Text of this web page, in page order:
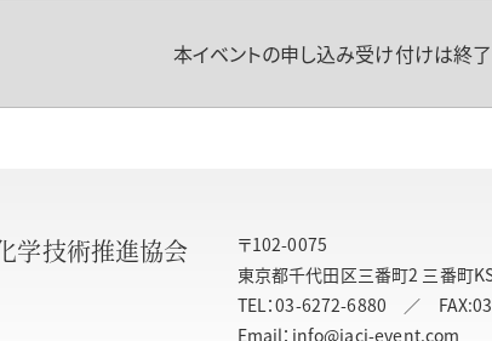
本イベントの申し込み受け付けは終了
学技術推進協会
〒102-0075
東京都千代田区三番町2 三番町
TEL：03-6272-6880 ／
Email：info@jaci-event.com